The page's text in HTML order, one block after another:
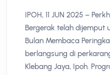
IPOH, 11 JUN 2025 –
Bergerak telah dijemput
Bulan Membaca
berlangsung di
Klebang Jaya, Ipoh.